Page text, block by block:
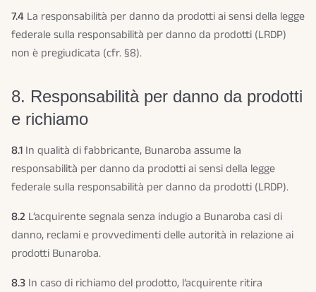
7.4 La responsabilità per danno da prodotti ai sensi della legge
federale sulla responsabilità per danno da prodotti (LRDP)
non è pregiudicata (cfr. §8).
8. Responsabilità per danno da prodotti
e richiamo
8.1 In qualità di fabbricante, Bunaroba assume la
responsabilità per danno da prodotti ai sensi della legge
federale sulla responsabilità per danno da prodotti (LRDP).
8.2 L’acquirente segnala senza indugio a Bunaroba casi di
danno, reclami e provvedimenti delle autorità in relazione ai
prodotti Bunaroba.
8.3 In caso di richiamo del prodotto, l’acquirente ritira